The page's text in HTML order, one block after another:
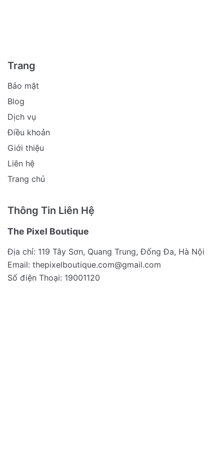
Trang
Bảo mật
Blog
Dịch vụ
Điều khoản
Giới thiệu
Liên hệ
Trang chủ
Thông Tin Liên Hệ
The Pixel Boutique
Địa chỉ: 119 Tây Sơn, Quang Trung, Đống Đa, Hà Nội
Email: thepixelboutique.com@gmail.com
Số điện Thoại: 19001120